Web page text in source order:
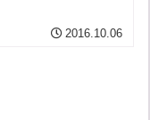
2016.10.06